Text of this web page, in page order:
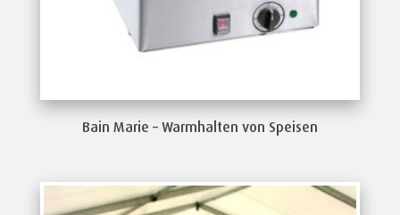
Bain Marie – Warmhalten von Speisen